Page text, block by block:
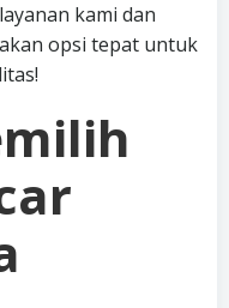
kami dan
opsi tepat untuk